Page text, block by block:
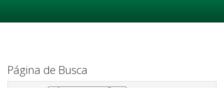
Página de Busca